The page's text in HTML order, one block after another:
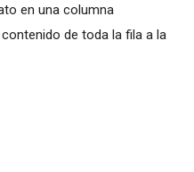
en una columna
de toda la fila a la